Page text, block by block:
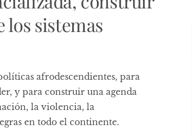
sistemas
afrodescendientes, para
y para construir una agenda
la violencia, la
en todo el continente.